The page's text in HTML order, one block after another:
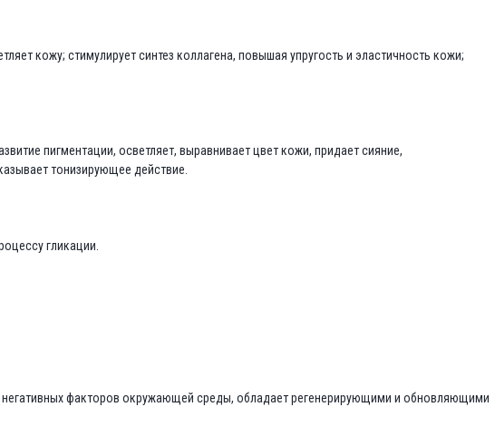
кожу; стимулирует синтез коллагена, повышая упругость и эластичность кожи;
пигментации, осветляет, выравнивает цвет кожи, придает сияние,
тонизирующее действие.
гликации.
факторов окружающей среды, обладает регенерирующими и обновляющими